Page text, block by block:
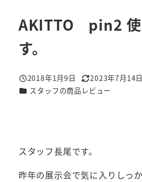
AKITTO pin2 使
す。
投稿日
2018年1月9日
更新日
2023年7月14日
カテゴリー
スタッフの商品レビュー
スタッフ長尾です。
昨年の展示会で気に入りしっ